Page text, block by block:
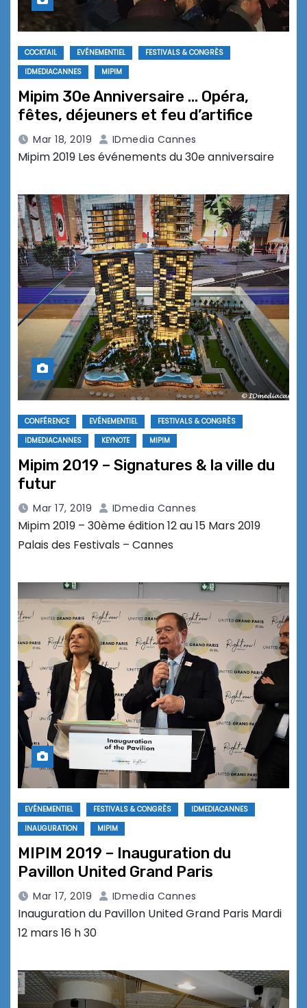
COCKTAIL EVÉNEMENTIEL
FESTIVALS & CONGRÈS
IDMEDIACANNES
MIPIM
Mipim 30e Anniversaire … Opéra,
fêtes, déjeuners et feu d’artifice
Mar 18, 2019 IDmedia Cannes
Mipim 2019 Les événements du 30e anniversaire
CONFÉRENCE EVÉNEMENTIEL
FESTIVALS & CONGRÈS
IDMEDIACANNES
KEYNOTE MIPIM
Mipim 2019 – Signatures & la ville du
futur
Mar 17, 2019 IDmedia Cannes
Mipim 2019 – 30ème édition 12 au 15 Mars 2019
Palais des Festivals – Cannes
EVÉNEMENTIEL FESTIVALS & CONGRÈS
IDMEDIACANNES
INAUGURATION
MIPIM
MIPIM 2019 – Inauguration du
Pavillon United Grand Paris
Mar 17, 2019 IDmedia Cannes
Inauguration du Pavillon United Grand Paris Mardi
12 mars 16 h 30